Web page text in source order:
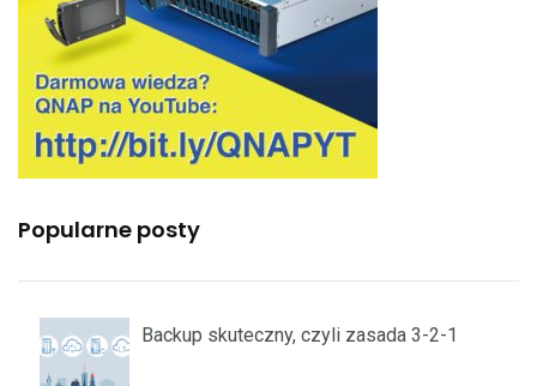
Popularne posty
Backup skuteczny, czyli zasada 3-2-1